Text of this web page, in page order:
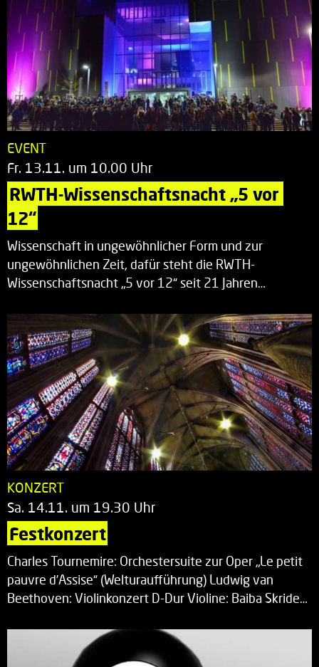
EVENT
Fr. 13.11. um 10.00 Uhr
RWTH-Wissenschaftsnacht „5 vor
12“
Wissenschaft in ungewöhnlicher Form und zur
ungewöhnlichen Zeit, dafür steht die RWTH-
Wissenschaftsnacht „5 vor 12“ seit 21 Jahren…
KONZERT
Sa. 14.11. um 19.30 Uhr
Festkonzert
Charles Tournemire: Orchestersuite zur Oper „Le petit
pauvre d’Assise“ (Welturaufführung) Ludwig van
Beethoven: Violinkonzert D-Dur Violine: Baiba Skride…